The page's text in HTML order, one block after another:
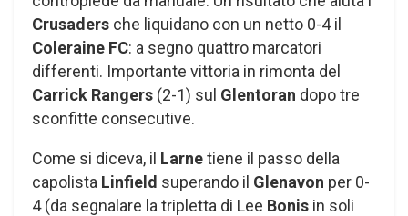
Crusaders che liquidano con un netto 0-4 il
Coleraine FC: a segno quattro marcatori
differenti. Importante vittoria in rimonta del
Carrick Rangers (2-1) sul Glentoran dopo tre
sconfitte consecutive.
Come si diceva, il Larnetiene il passo della
capolista Linfield superando il Glenavon per 0-
4 (da segnalare la tripletta di Lee Bonis in soli